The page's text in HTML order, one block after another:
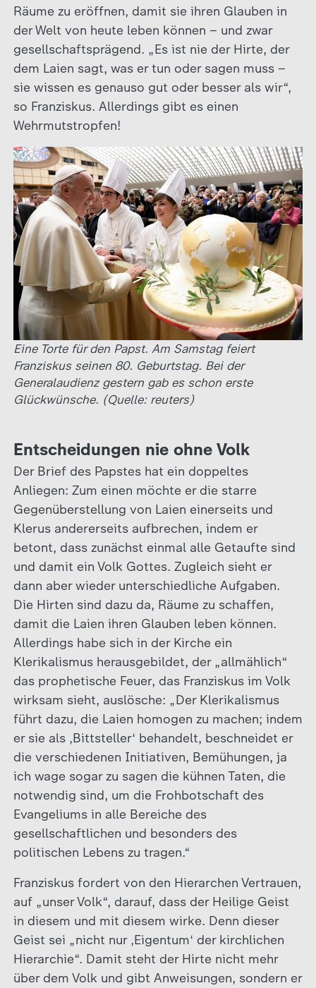
Räume zu eröffnen, damit sie ihren Glauben in
der Welt von heute leben können – und zwar
gesellschaftsprägend. „Es ist nie der Hirte, der
dem Laien sagt, was er tun oder sagen muss –
sie wissen es genauso gut oder besser als wir“,
so Franziskus. Allerdings gibt es einen
Wehrmutstropfen!
Eine Torte für den Papst. Am Samstag feiert
Franziskus seinen 80. Geburtstag. Bei der
Generalaudienz gestern gab es schon erste
Glückwünsche. (Quelle: reuters)
Entscheidungen nie ohne Volk
Der Brief des Papstes hat ein doppeltes
Anliegen: Zum einen möchte er die starre
Gegenüberstellung von Laien einerseits und
Klerus andererseits aufbrechen, indem er
betont, dass zunächst einmal alle Getaufte sind
und damit ein Volk Gottes. Zugleich sieht er
dann aber wieder unterschiedliche Aufgaben.
Die Hirten sind dazu da, Räume zu schaffen,
damit die Laien ihren Glauben leben können.
Allerdings habe sich in der Kirche ein
Klerikalismus herausgebildet, der „allmählich“
das prophetische Feuer, das Franziskus im Volk
wirksam sieht, auslösche: „Der Klerikalismus
führt dazu, die Laien homogen zu machen; indem
er sie als ‚Bittsteller‘ behandelt, beschneidet er
die verschiedenen Initiativen, Bemühungen, ja
ich wage sogar zu sagen die kühnen Taten, die
notwendig sind, um die Frohbotschaft des
Evangeliums in alle Bereiche des
gesellschaftlichen und besonders des
politischen Lebens zu tragen.“
Franziskus fordert von den Hierarchen Vertrauen,
auf „unser Volk“, darauf, dass der Heilige Geist
in diesem und mit diesem wirke. Denn dieser
Geist sei „nicht nur ‚Eigentum‘ der kirchlichen
Hierarchie“. Damit steht der Hirte nicht mehr
über dem Volk und gibt Anweisungen, sondern er